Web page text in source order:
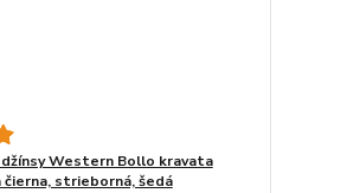
Western Bollo kravata
čierna, strieborná, šedá